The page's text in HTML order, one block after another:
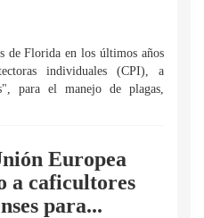
de Florida en los últimos años
individuales (CPI), a
para el manejo de plagas,
Europea
a caficultores
para...